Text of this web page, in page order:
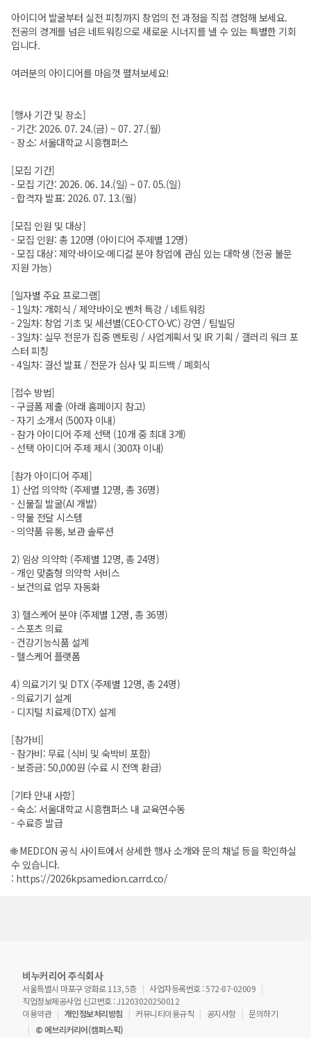
아이디어 발굴부터 실전 피칭까지 창업의 전 과정을 직접 경험해 보세요.
전공의 경계를 넘은 네트워킹으로 새로운 시너지를 낼 수 있는 특별한 기회
입니다.
여러분의 아이디어를 마음껏 펼쳐보세요!
[행사 기간 및 장소]
- 기간: 2026. 07. 24.(금) ~ 07. 27.(월)
- 장소: 서울대학교 시흥캠퍼스
[모집 기간]
- 모집 기간: 2026. 06. 14.(일) ~ 07. 05.(일)
- 합격자 발표: 2026. 07. 13.(월)
[모집 인원 및 대상]
- 모집 인원: 총 120명 (아이디어 주제별 12명)
- 모집 대상: 제약·바이오·메디컬 분야 창업에 관심 있는 대학생 (전공 불문
지원 가능)
[일자별 주요 프로그램]
- 1일차: 개회식 / 제약바이오 벤처 특강 / 네트워킹
- 2일차: 창업 기초 및 세션별(CEO·CTO·VC) 강연 / 팀빌딩
- 3일차: 실무 전문가 집중 멘토링 / 사업계획서 및 IR 기획 / 갤러리 워크 포
스터 피칭
- 4일차: 결선 발표 / 전문가 심사 및 피드백 / 폐회식
[접수 방법]
- 구글폼 제출 (아래 홈페이지 참고)
- 자기 소개서 (500자 이내)
- 참가 아이디어 주제 선택 (10개 중 최대 3개)
- 선택 아이디어 주제 제시 (300자 이내)
[참가 아이디어 주제]
1) 산업 의약학 (주제별 12명, 총 36명)
- 신물질 발굴(AI 개발)
- 약물 전달 시스템
- 의약품 유통, 보관 솔루션
2) 임상 의약학 (주제별 12명, 총 24명)
- 개인 맞춤형 의약학 서비스
- 보건의료 업무 자동화
3) 헬스케어 분야 (주제별 12명, 총 36명)
- 스포츠 의료
- 건강기능식품 설계
- 헬스케어 플랫폼
4) 의료기기 및 DTX (주제별 12명, 총 24명)
- 의료기기 설계
- 디지털 치료제(DTX) 설계
[참가비]
- 참가비: 무료 (식비 및 숙박비 포함)
- 보증금: 50,000원 (수료 시 전액 환급)
[기타 안내 사항]
- 숙소: 서울대학교 시흥캠퍼스 내 교육연수동
- 수료증 발급
🌐 MEDI:ON 공식 사이트에서 상세한 행사 소개와 문의 채널 등을 확인하실
수 있습니다.
: https://2026kpsamedion.carrd.co/
비누커리어 주식회사
서울특별시 마포구 양화로 113, 5층
사업자등록번호 : 572-87-02009
직업정보제공사업 신고번호 : J1203020250012
이용약관
개인정보처리방침 커뮤니티이용규칙 공지사항
문의하기
© 에브리커리어(캠퍼스픽)